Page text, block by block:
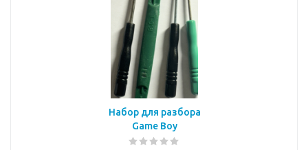
Набор для разбора
Game Boy